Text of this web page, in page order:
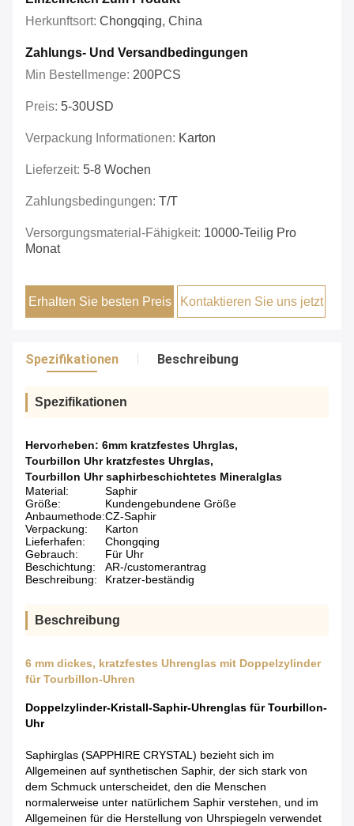
Herkunftsort: Chongqing, China
Zahlungs- Und Versandbedingungen
Min Bestellmenge: 200PCS
Preis: 5-30USD
Verpackung Informationen: Karton
Lieferzeit: 5-8 Wochen
Zahlungsbedingungen: T/T
Versorgungsmaterial-Fähigkeit: 10000-Teilig Pro
Monat
Erhalten Sie besten Preis Kontaktieren Sie uns jetzt
Spezifikationen Beschreibung
Spezifikationen
Hervorheben: 6mm kratzfestes Uhrglas,
Tourbillon Uhr kratzfestes Uhrglas,
Tourbillon Uhr saphirbeschichtetes Mineralglas
Material:
Saphir
Größe:
Kundengebundene Größe
Anbaumethode:CZ-Saphir
Verpackung:
Karton
Lieferhafen:
Chongqing
Gebrauch:
Für Uhr
Beschichtung:
AR-/customerantrag
Beschreibung:
Kratzer-beständig
Beschreibung
6 mm dickes, kratzfestes Uhrenglas mit Doppelzylinder
für Tourbillon-Uhren
Doppelzylinder-Kristall-Saphir-Uhrenglas für Tourbillon-
Uhr
Saphirglas (SAPPHIRE CRYSTAL) bezieht sich im
Allgemeinen auf synthetischen Saphir, der sich stark von
dem Schmuck unterscheidet, den die Menschen
normalerweise unter natürlichem Saphir verstehen, und im
Allgemeinen für die Herstellung von Uhrspiegeln verwendet